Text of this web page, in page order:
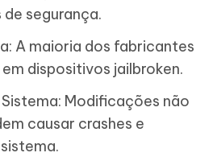
segurança.
A maioria dos fabricantes
dispositivos jailbroken.
Modificações não
causar crashes e